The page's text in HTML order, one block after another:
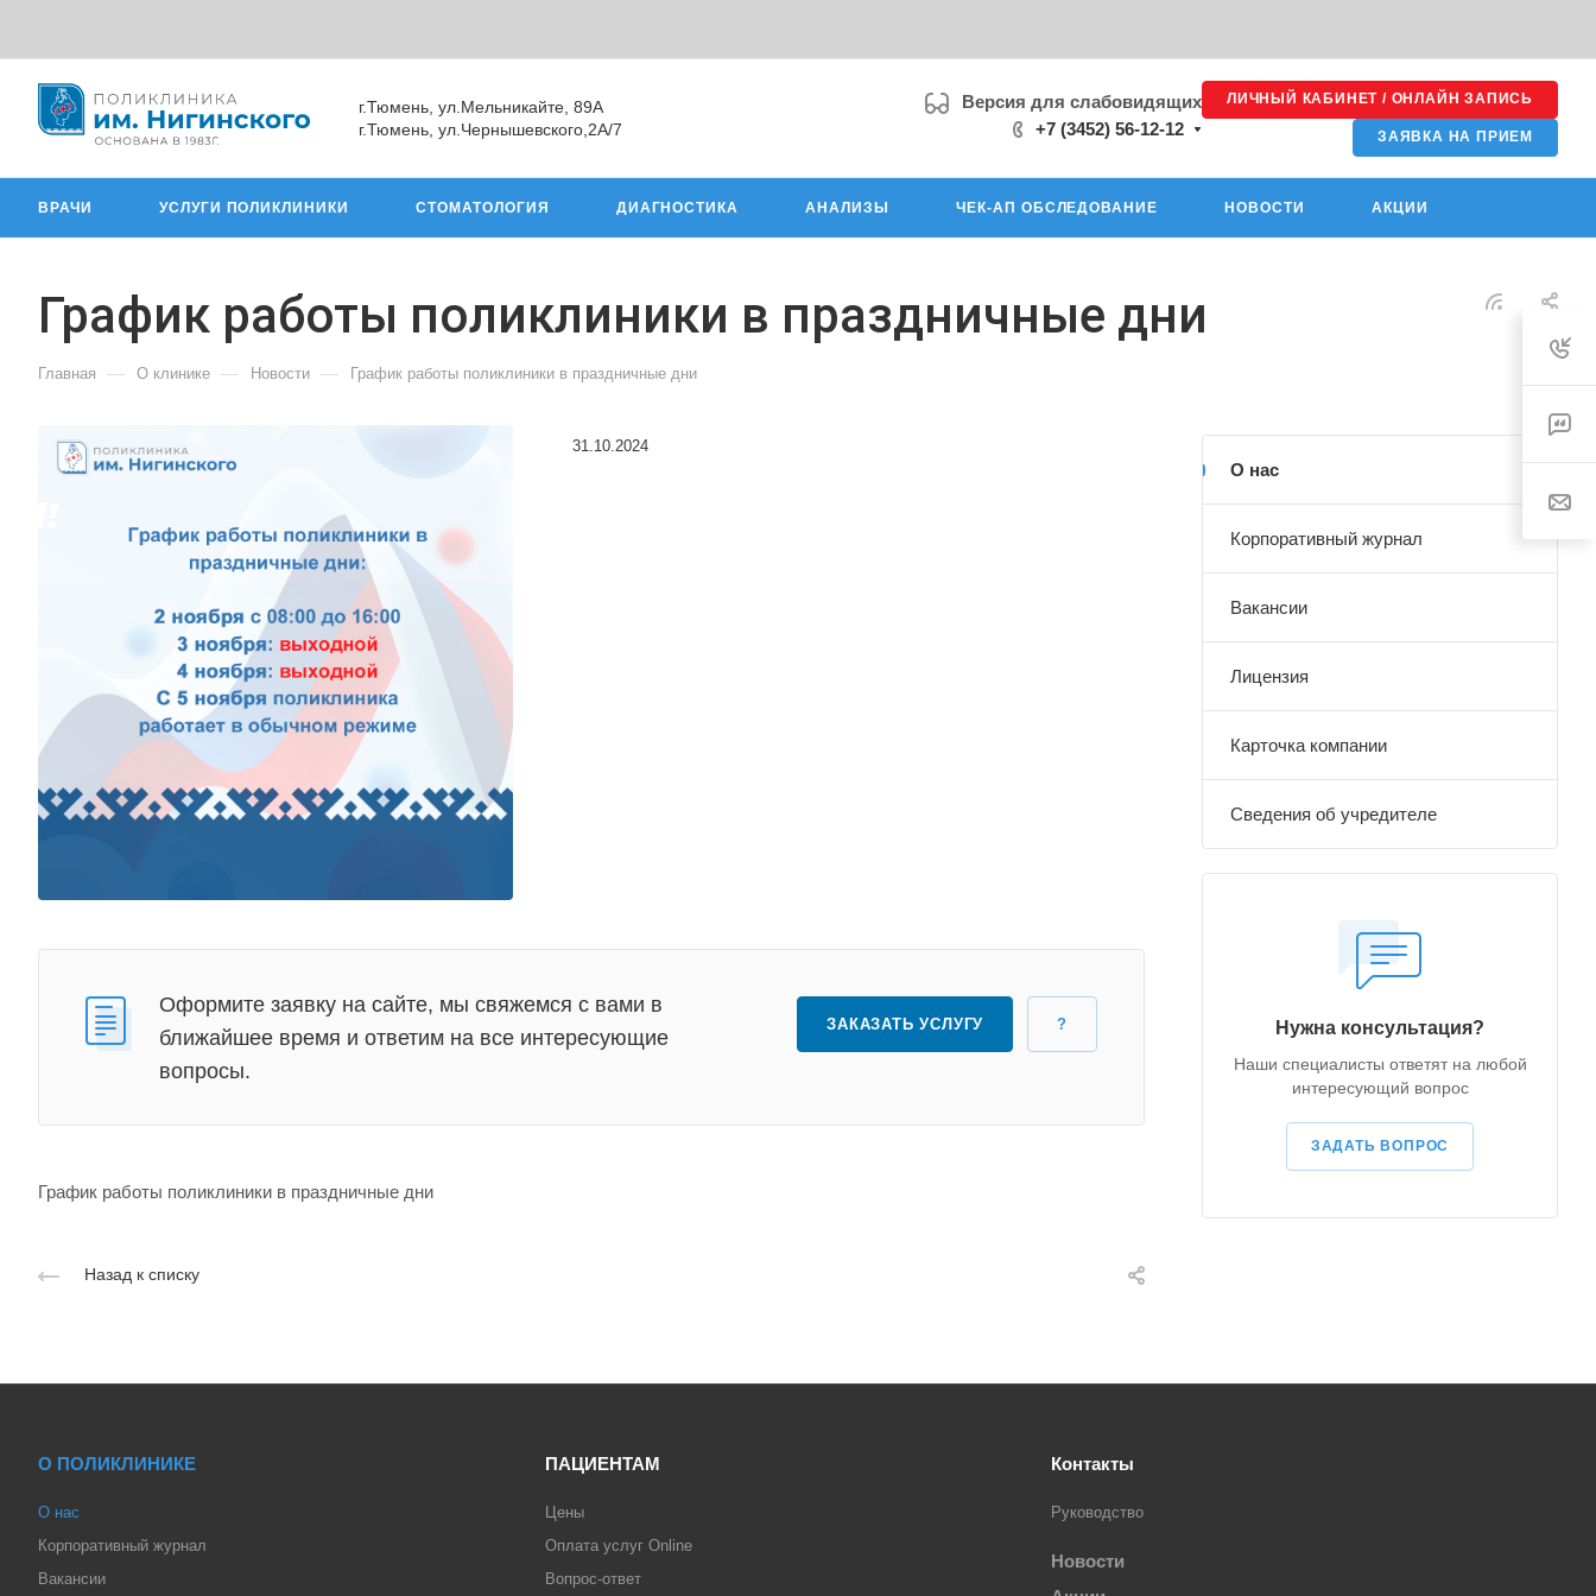
г.Тюмень, ул.Мельникайте, 89А
г.Тюмень, ул.Чернышевского,2А/7
Версия для слабовидящих
+7 (3452) 56-12-12
ЛИЧНЫЙ КАБИНЕТ / ОНЛАЙН ЗАПИСЬ
ЗАЯВКА НА ПРИЕМ
ВРАЧИ УСЛУГИ ПОЛИКЛИНИКИ СТОМАТОЛОГИЯ ДИАГНОСТИКА АНАЛИЗЫ ЧЕК-АП ОБСЛЕДОВАНИЕ НОВОСТИ АКЦИИ
График работы поликлиники в праздничные дни
Главная — О клинике — Новости — График работы поликлиники в праздничные дни
31.10.2024
Оформите заявку на сайте, мы свяжемся с вами в
ближайшее время и ответим на все интересующие
вопросы.
ЗАКАЗАТЬ УСЛУГУ ?
График работы поликлиники в праздничные дни
Назад к списку
О нас
Корпоративный журнал
Вакансии
Лицензия
Карточка компании
Сведения об учредителе
Нужна консультация?
Наши специалисты ответят на любой
интересующий вопрос
ЗАДАТЬ ВОПРОС
О ПОЛИКЛИНИКЕ
О нас
Корпоративный журнал
Вакансии
ПАЦИЕНТАМ
Цены
Оплата услуг Online
Вопрос-ответ
Контакты
Руководство
Новости